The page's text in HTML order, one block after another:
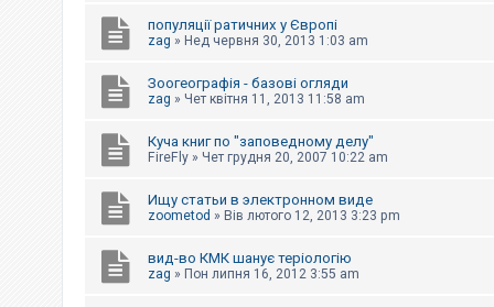
популяції ратичних у Європі
zag » Нед червня 30, 2013 1:03 am
Зоогеографія - базові огляди
zag » Чет квітня 11, 2013 11:58 am
Куча книг по "заповедному делу"
FireFly » Чет грудня 20, 2007 10:22 am
Ищу статьи в электронном виде
zoometod » Вів лютого 12, 2013 3:23 pm
вид-во КМК шанує теріологію
zag » Пон липня 16, 2012 3:55 am